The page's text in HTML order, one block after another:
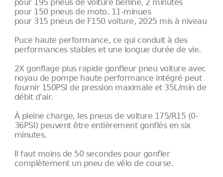
pour 195 pneus de voiture berline, 2 minutes
pour 150 pneus de moto. 11-minues
pour 315 pneus de F150 voiture, 2025 mis à niveau
Puce haute performance, ce qui conduit à des
performances stables et une longue durée de vie.
2X gonflage plus rapide gonfleur pneu voiture avec
noyau de pompe haute performance intégré peut
fournir 150PSI de pression maximale et 35L/min de
débit d'air.
À pleine charge, les pneus de voiture 175/R15 (0-
36PSI) peuvent être entièrement gonflés en six
minutes.
Il faut moins de 50 secondes pour gonfler
complètement un pneu de vélo de course.